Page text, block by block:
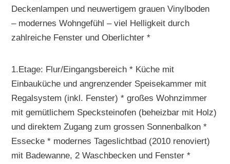
Deckenlampen und neuwertigem grauen Vinylboden
– modernes Wohngefühl – viel Helligkeit durch
zahlreiche Fenster und Oberlichter *
1.Etage: Flur/Eingangsbereich * Küche mit
Einbauküche und angrenzender Speisekammer mit
Regalsystem (inkl. Fenster) * großes Wohnzimmer
mit gemütlichem Specksteinofen (beheizbar mit Holz)
und direktem Zugang zum grossen Sonnenbalkon *
Essecke * modernes Tageslichtbad (2010 renoviert)
mit Badewanne, 2 Waschbecken und Fenster *